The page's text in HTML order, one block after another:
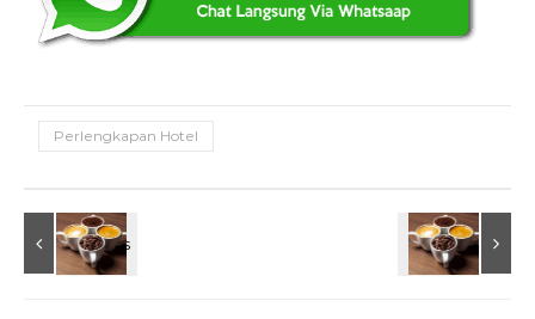
Perlengkapan Hotel